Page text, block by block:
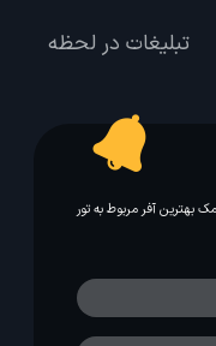
تبلیغات در لحظه
بهترین آفر مربوط به تور